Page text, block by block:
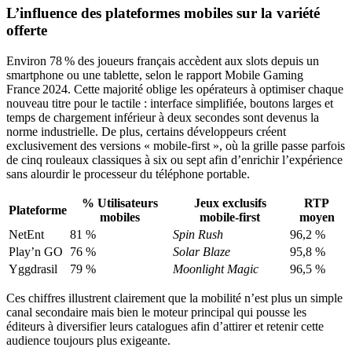
L’influence des plateformes mobiles sur la variété
offerte
Environ 78 % des joueurs français accèdent aux slots depuis un
smartphone ou une tablette, selon le rapport Mobile Gaming
France 2024. Cette majorité oblige les opérateurs à optimiser chaque
nouveau titre pour le tactile : interface simplifiée, boutons larges et
temps de chargement inférieur à deux secondes sont devenus la
norme industrielle. De plus, certains développeurs créent
exclusivement des versions « mobile‑first », où la grille passe parfois
de cinq rouleaux classiques à six ou sept afin d’enrichir l’expérience
sans alourdir le processeur du téléphone portable.
Plateforme
% Utilisateurs
mobiles
Jeux exclusifs
mobile‑first
RTP
moyen
NetEnt
81 % Spin Rush
96,2 %
Play’n GO
76 % Solar Blaze
95,8 %
Yggdrasil
79 % Moonlight Magic 96,5 %
Ces chiffres illustrent clairement que la mobilité n’est plus un simple
canal secondaire mais bien le moteur principal qui pousse les
éditeurs à diversifier leurs catalogues afin d’attirer et retenir cette
audience toujours plus exigeante.